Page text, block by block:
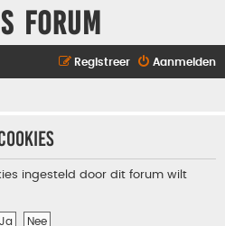
Forum
Aanmelden
Registreer
ingesteld door dit forum wilt